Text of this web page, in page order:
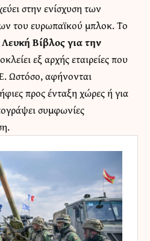
στην ενίσχυση των
του ευρωπαϊκού μπλοκ. Το
Λευκή Βίβλος για την
εξ αρχής εταιρείες που
Ωστόσο, αφήνονται
προς ένταξη χώρες ή για
συμφωνίες